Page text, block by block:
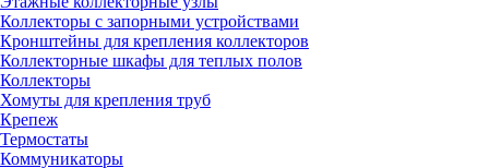
Коллекторы с запорными устройствами
Кронштейны для крепления коллекторов
Коллекторные шкафы для теплых полов
Коллекторы
Хомуты для крепления труб
Крепеж
Термостаты
Коммуникаторы